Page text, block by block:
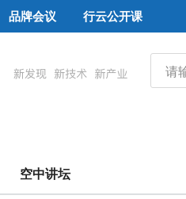
品牌会议 行云公开课
空中讲坛